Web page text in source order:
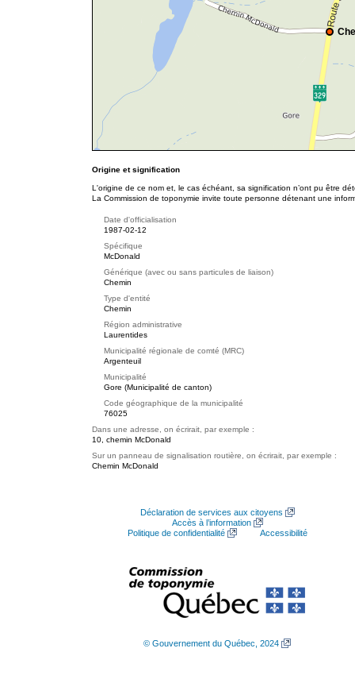
Origine et signification
L'origine de ce nom et, le cas échéant, sa signification n’ont pu être
La Commission de toponymie invite toute personne détenant une
Date d'officialisation
1987-02-12
Spécifique
McDonald
Générique (avec ou sans particules de liaison)
Chemin
Type d'entité
Chemin
Région administrative
Laurentides
Municipalité régionale de comté (MRC)
Argenteuil
Municipalité
Gore (Municipalité de canton)
Code géographique de la municipalité
76025
Dans une adresse, on écrirait, par exemple :
10, chemin McDonald
Sur un panneau de signalisation routière, on écrirait, par exemple :
Chemin McDonald
Déclaration de services aux citoyens
Accès à l’information
Politique de confidentialité
Accessibilité
© Gouvernement du Québec, 2024